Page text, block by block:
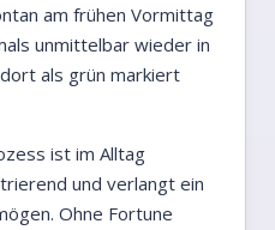
am frühen Vormittag
unmittelbar wieder in
als grün markiert
ist im Alltag
und verlangt ein
Ohne Fortune